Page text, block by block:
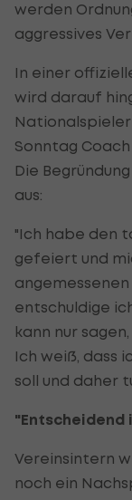
werden
aggressives
In einer
wird darauf
Sonntag
Die
aus:
"Ich habe den
gefeiert und
entschuldige
kann nur
Ich weiß, dass
soll und daher
Vereinsintern
noch ein